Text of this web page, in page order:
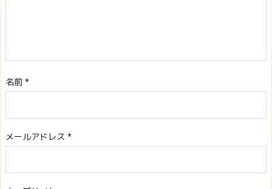
名前 *
メールアドレス *